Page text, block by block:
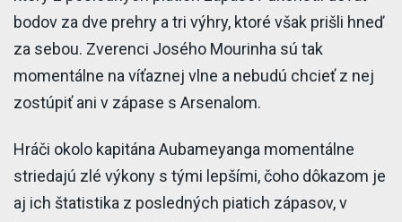
bodov za dve prehry a tri výhry, ktoré však prišli hneď
za sebou. Zverenci Josého Mourinha sú tak
momentálne na víťaznej vlne a nebudú chcieť z nej
zostúpiť ani v zápase s Arsenalom.
Hráči okolo kapitána Aubameyanga momentálne
striedajú zlé výkony s tými lepšími, čoho dôkazom je
aj ich štatistika z posledných piatich zápasov, v